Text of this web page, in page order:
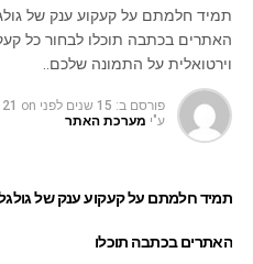
תמיד חלמתם על קעקוע ענק של
האתרים בכתבה תוכלו לבחור כל
וירטואלית על התמונה שלכם..
פורסם ב: 15 שנים לפני on 21 בפברואר 2011
ע"י מערכת האתר
תמיד חלמתם על קעקוע ענק של
האתרים בכתבה תוכלו